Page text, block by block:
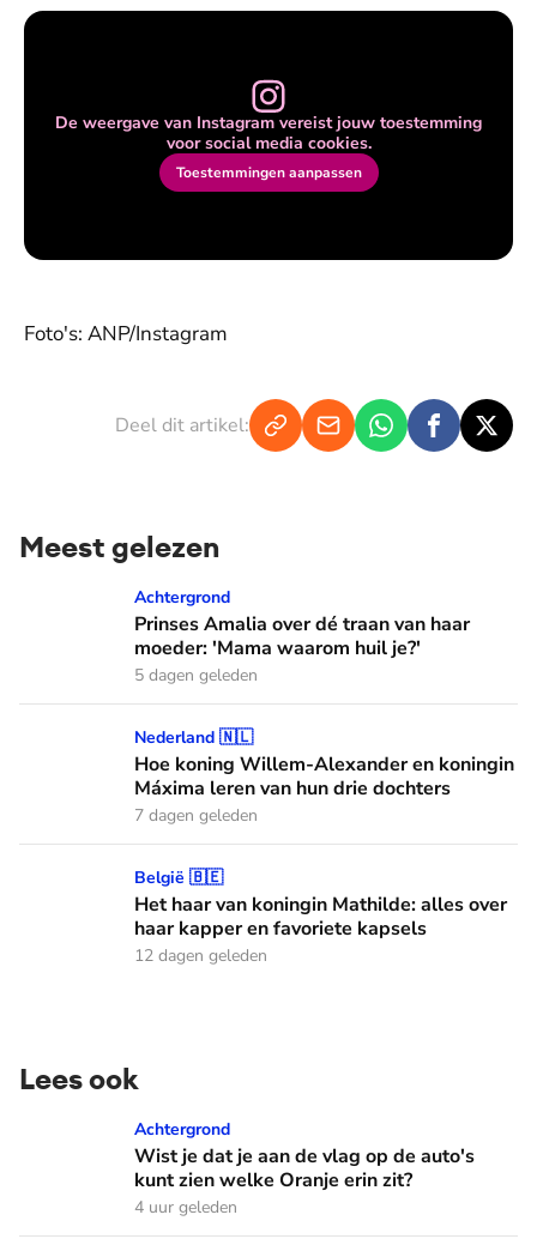
De weergave van Instagram vereist jouw toestemming
voor social media cookies.
Toestemmingen aanpassen
Foto's: ANP/Instagram
Deel dit artikel:
Meest gelezen
Prinses Amalia over dé traan van haar moeder: 'Mama
Achtergrond
Prinses Amalia over dé traan van haar
moeder: 'Mama waarom huil je?'
5 dagen geleden
Hoe koning Willem-Alexander en koningin Máxima leren
Nederland 🇳🇱
Hoe koning Willem-Alexander en koningin
Máxima leren van hun drie dochters
7 dagen geleden
Het haar van koningin Mathilde: alles over haar kapper en
België 🇧🇪
Het haar van koningin Mathilde: alles over
haar kapper en favoriete kapsels
12 dagen geleden
Lees ook
Wist je dat je aan de vlag op de auto's kunt zien welke
Achtergrond
Wist je dat je aan de vlag op de auto's
kunt zien welke Oranje erin zit?
4 uur geleden